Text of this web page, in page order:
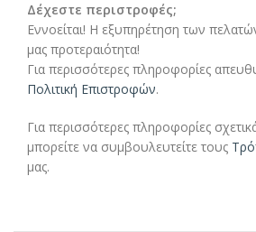
Δέχεστε περιστροφές;
Εννοείται! Η εξυπηρέτηση των
μας προτεραιότητα!
Για περισσότερες πληροφορίες
Πολιτική Επιστροφών.
Για περισσότερες πληροφορίες
μπορείτε να συμβουλευτείτε τους
μας.